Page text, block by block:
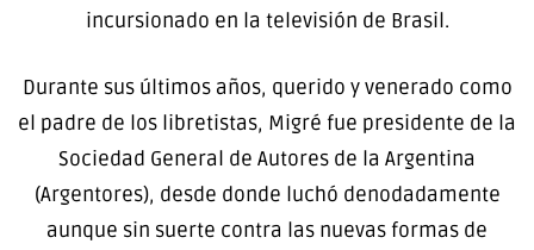
incursionado en la televisión de Brasil.
Durante sus últimos años, querido y venerado como
el padre de los libretistas, Migré fue presidente de la
Sociedad General de Autores de la Argentina
(Argentores), desde donde luchó denodadamente
aunque sin suerte contra las nuevas formas de